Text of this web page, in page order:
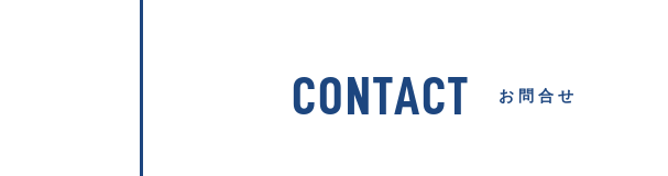
CONTACT お問合せ